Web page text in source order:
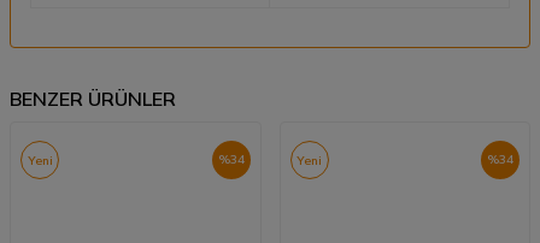
BENZER ÜRÜNLER
%34
Yeni %34
Yeni